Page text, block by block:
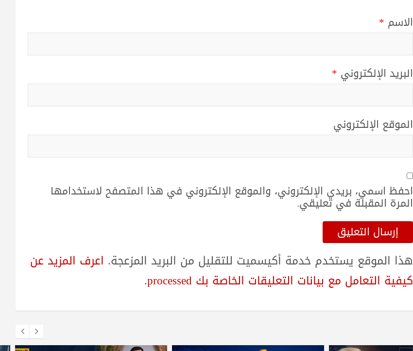
الاسم *
البريد الإلكتروني *
الموقع الإلكتروني
احفظ اسمي، بريدي الإلكتروني، والموقع الإلكتروني في هذا المتصفح لاستخدامها
المرة المقبلة في تعليقي.
هذا الموقع يستخدم خدمة أكيسميت للتقليل من البريد المزعجة. اعرف المزيد عن
كيفية التعامل مع بيانات التعليقات الخاصة بك processed
.